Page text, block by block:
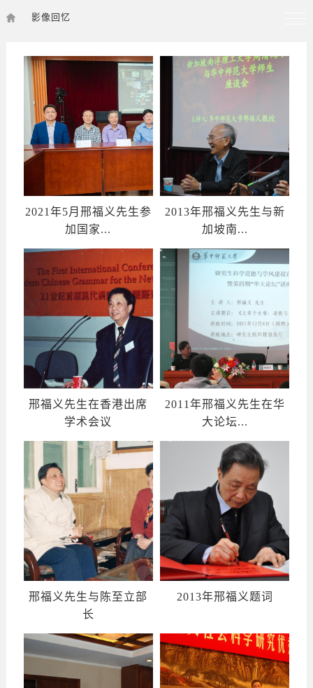
影像回忆
2021年5月邢福义先生参
加国家...
2013年邢福义先生与新
加坡南...
邢福义先生在香港出席
学术会议
2011年邢福义先生在华
大论坛...
邢福义先生与陈至立部
长
2013年邢福义题词